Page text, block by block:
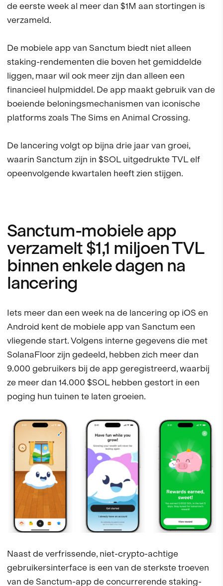
de eerste week al meer dan $1M aan stortingen is
verzameld.
De mobiele app van Sanctum biedt niet alleen
staking-rendementen die boven het gemiddelde
liggen, maar wil ook meer zijn dan alleen een
financieel hulpmiddel. De app maakt gebruik van de
boeiende beloningsmechanismen van iconische
platforms zoals The Sims en Animal Crossing.
De lancering volgt op bijna drie jaar van groei,
waarin Sanctum zijn in $SOL uitgedrukte TVL elf
opeenvolgende kwartalen heeft zien stijgen.
Sanctum-mobiele app
verzamelt $1,1 miljoen TVL
binnen enkele dagen na
lancering
Iets meer dan een week na de lancering op iOS en
Android kent de mobiele app van Sanctum een
vliegende start. Volgens interne gegevens die met
SolanaFloor zijn gedeeld, hebben zich meer dan
9.000 gebruikers bij de app geregistreerd, waarbij
ze meer dan 14.000 $SOL hebben gestort in een
poging hun tuinen te laten groeien.
Naast de verfrissende, niet-crypto-achtige
gebruikersinterface is een van de sterkste troeven
van de Sanctum-app de concurrerende staking-